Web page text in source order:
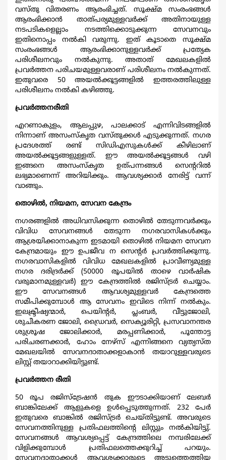
വസ്തു വിതരണം ആരംഭിച്ചത്. സൂക്ഷ്മ സംരംഭങ്ങള്‍
ആരംഭിക്കാന്‍ താത്പര്യമുള്ളവര്‍ക്ക് അതിനായുള്ള
നടപടികളെല്ലാം നടത്തിക്കൊടുക്കുന്ന സേവനവും
ഇതിനൊപ്പം നല്‍കി വരുന്നു. ഇത് കൂടാതെ സൂക്ഷ്മ
സംരംഭങ്ങള്‍ ആരംഭിക്കാനുള്ളവര്‍ക്ക് പ്രത്യേക
പരിശീലനവും നല്‍കുന്നു. അതാത് മേഖലകളില്‍
പ്രവര്‍ത്തന പരിചയമുള്ളവരാണ് പരിശീലനം നല്‍കുന്നത്.
ഇതുവരെ 50 അയല്‍ക്കൂട്ടങ്ങളില്‍ ഇത്തരത്തിലുള്ള
പരിശീലനം നല്‍കി കഴിഞ്ഞു.
പ്രവര്‍ത്തനരീതി
എറണാകുളം, ആലപ്പുഴ, പാലക്കാട് എന്നിവിടങ്ങളില്‍
നിന്നാണ് അസംസ്കൃത വസ്തുക്കള്‍ എടുക്കുന്നത്. നഗര
പ്രദേശത്ത് രണ്ട് സിഡിഎസുകള്‍ക്ക് കീഴിലാണ്
അയല്‍ക്കൂട്ടങ്ങളുള്ളത്. ഈ അയല്‍ക്കൂട്ടങ്ങള്‍ വഴി
ഇങ്ങനെ അസംസ്കൃത ഉത്പന്നങ്ങള്‍ സെന്‍ററില്‍
ലഭ്യമാണെന്ന് അറിയിക്കും. ആവശ്യക്കാര്‍ നേരിട്ട് വന്ന്
വാങ്ങും.
തൊഴില്‍, നിയമന, സേവന കേന്ദ്രം
നഗരങ്ങളില്‍ അധിവസിക്കുന്ന തൊഴില്‍ തേടുന്നവര്‍ക്കും
വിവിധ സേവനങ്ങള്‍ തേടുന്ന നഗരവാസികള്‍ക്കും
ആശ്രയിക്കാനാകുന്ന ഇടമായി തൊഴില്‍ നിയമന സേവന
കേന്ദ്രമായും ഈ ഉപജീവ ന സെന്‍റര്‍ പ്രവര്‍ത്തിക്കുന്നു.
നഗരവാസികളില്‍ വിവിധ മേഖലകളില്‍ പ്രാവീണ്യമുള്ള
നഗര ദരിദ്രര്‍ക്ക് (50000 രൂപയില്‍ താഴെ വാര്‍ഷിക
വരുമാനമുള്ളവര്‍) ഈ കേന്ദ്രത്തില്‍ രജിസ്ട്രര്‍ ചെയ്യാം.
ഈ സേവനങ്ങള്‍ ആവശ്യമുള്ളവര്‍ കേന്ദ്രത്തെ
സമീപിക്കുമ്പോള്‍ ആ സേവനം ഇവിടെ നിന്ന് നല്‍കും.
ഇലക്ട്രീഷ്യന്മാര്‍, പെയിന്‍റര്‍, പ്ലംബര്‍, വീട്ടുജോലി,
ശുചീകരണ ജോലി, ഡ്രൈവര്‍, സെക്യൂരിറ്റി, പ്രസവാനന്തര
ശുശ്രൂഷ ജോലിക്കാര്‍, മരപ്പണിക്കാര്‍, പൂന്തോട്ട
പരിചരണക്കാര്‍, ഹോം നേഴ്സ് എന്നിങ്ങനെ വ്യത്യസ്ത
മേഖലയില്‍ സേവനദാതാക്കളാകാന്‍ തയാറുള്ളവരുടെ
ലിസ്റ്റ് തയാറാക്കിയിട്ടുണ്ട്.
പ്രവര്‍ത്തന രീതി
50 രൂപ രജിസ്ട്രേഷന്‍ തുക ഈടാക്കിയാണ് ലേബര്‍
ബാങ്കിലേക്ക് ആളുകളെ ഉള്‍പ്പെടുത്തുന്നത്. 232 പേര്‍
ഇതുവരെ ബാങ്കില്‍ രജിസ്ട്രര്‍ ചെയ്തിട്ടുണ്ട്. അവരുടെ
സേവനത്തിനുള്ള പ്രതിഫലത്തിന്‍റെ ലിസ്റ്റും നല്‍കിയിട്ടു്.
സേവനങ്ങള്‍ ആവശ്യപ്പെട്ട് കേന്ദ്രത്തിലെ നമ്പരിലേക്ക്
വിളിക്കുമ്പോള്‍ പ്രതിഫലത്തെക്കുറിച്ച് പറയും.
സേവനദാതാക്കള്‍ ആവശ്യക്കാരുടെ അടുത്തെത്തിയ